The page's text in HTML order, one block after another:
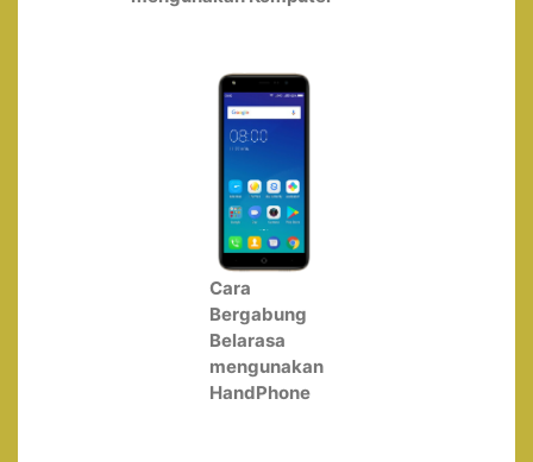
Cara
Bergabung
Belarasa
mengunakan
HandPhone